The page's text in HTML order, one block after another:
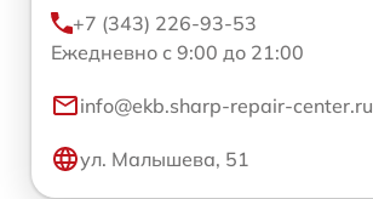
+7 (343) 226-93-53
Ежедневно с 9:00 до 21:00
info@ekb.sharp-repair-center.ru
ул. Малышева, 51